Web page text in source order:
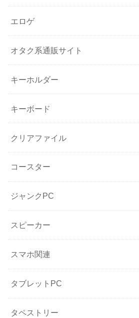
エロゲ
オタク系通販サイト
キーホルダー
キーボード
クリアファイル
コースター
ジャンクPC
スピーカー
スマホ関連
タブレットPC
タペストリー